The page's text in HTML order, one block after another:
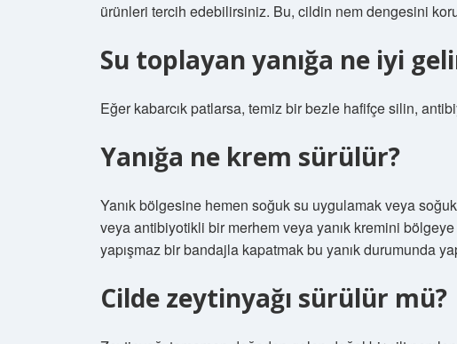
ürünleri tercih edebilirsiniz. Bu, cildin nem dengesini
Su toplayan yanığa ne iyi
Eğer kabarcık patlarsa, temiz bir bezle hafifçe silin,
Yanığa ne krem sürülür?
Yanık bölgesine hemen soğuk su uygulamak veya
veya antibiyotikli bir merhem veya yanık kremini
yapışmaz bir bandajla kapatmak bu yanık durumunda
Cilde zeytinyağı sürülür mü?